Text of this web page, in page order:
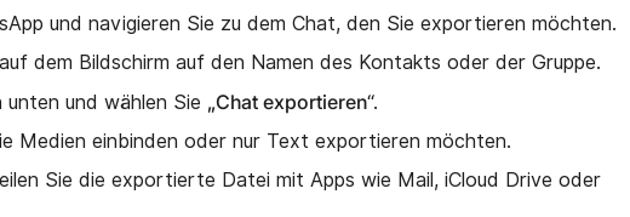
und navigieren Sie zu dem Chat, den Sie exportieren möchten.
dem Bildschirm auf den Namen des Kontakts oder der Gruppe.
unten und wählen Sie „Chat exportieren“.
Medien einbinden oder nur Text exportieren möchten.
Sie die exportierte Datei mit Apps wie Mail, iCloud Drive oder